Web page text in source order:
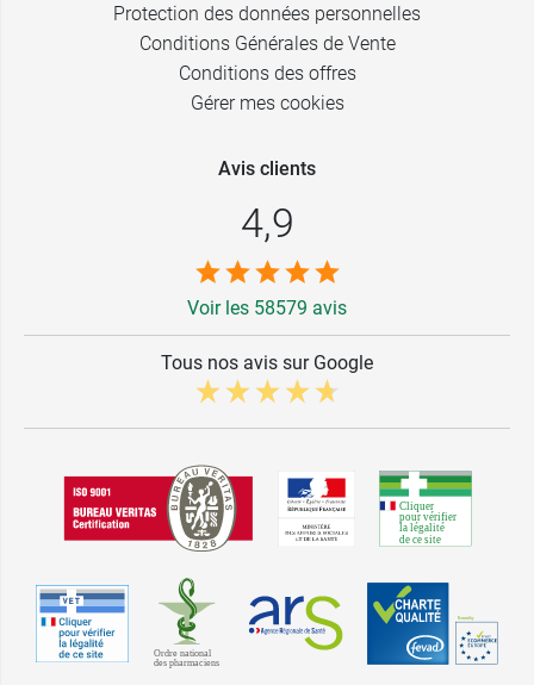
Protection des données personnelles
Conditions Générales de Vente
Conditions des offres
Gérer mes cookies
Avis clients
4,9
Voir les 58579 avis
Tous nos avis sur Google